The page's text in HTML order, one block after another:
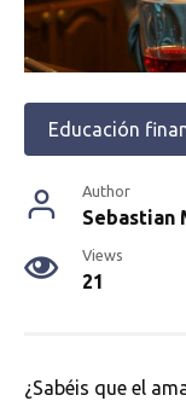
Educación
Author
Sebastian
Views
21
¿Sabéis que el